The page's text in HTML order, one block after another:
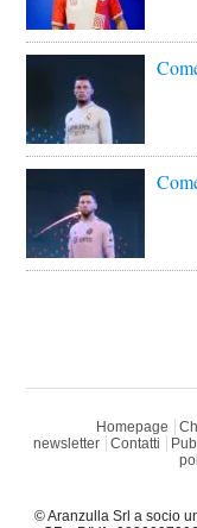
Homepage
newsletter
Contatti
© Aranzulla Srl a socio